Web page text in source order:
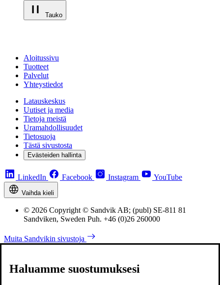
Tauko
Aloitussivu
Tuotteet
Palvelut
Yhteystiedot
Latauskeskus
Uutiset ja media
Tietoja meistä
Uramahdollisuudet
Tietosuoja
Tästä sivustosta
Evästeiden hallinta
LinkedIn Facebook Instagram YouTube
Vaihda kieli
© 2026 Copyright © Sandvik AB; (publ) SE-811 81
Sandviken, Sweden Puh. +46 (0)26 260000
Muita Sandvikin sivustoja
Haluamme suostumuksesi